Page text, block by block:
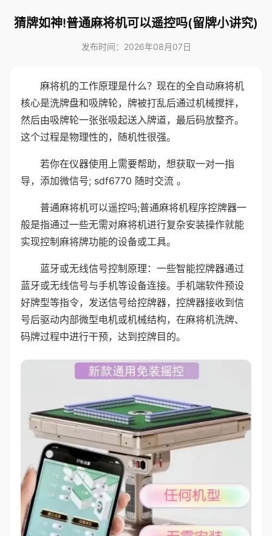
猜牌如神!普通麻将机可以遥控吗(留牌小讲究)
发布时间：2026年08月07日
麻将机的工作原理是什么？现在的全自动麻将机
核心是洗牌盘和吸牌轮，牌被打乱后通过机械搅拌，
然后由吸牌轮一张张吸起送入牌道，最后码放整齐。
这个过程是物理性的，随机性很强。
若你在仪器使用上需要帮助，想获取一对一指
导，添加微信号; sdf6770 随时交流 。
普通麻将机可以遥控吗;普通麻将机程序控牌器一
般是指通过一些无需对麻将机进行复杂安装操作就能
实现控制麻将牌功能的设备或工具。
蓝牙或无线信号控制原理：一些智能控牌器通过
蓝牙或无线信号与手机等设备连接。手机端软件预设
好牌型等指令，发送信号给控牌器，控牌器接收到信
号后驱动内部微型电机或机械结构，在麻将机洗牌、
码牌过程中进行干预，达到控牌目的。